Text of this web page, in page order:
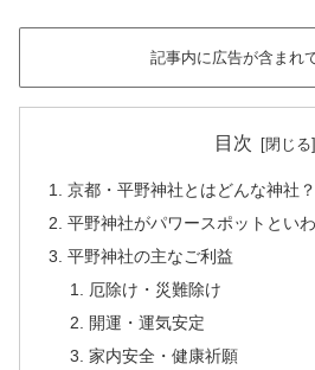
記事内に広告が含まれ
目次
京都・平野神社とはどんな神社？
平野神社がパワースポットとい
平野神社の主なご利益
厄除け・災難除け
開運・運気安定
家内安全・健康祈願